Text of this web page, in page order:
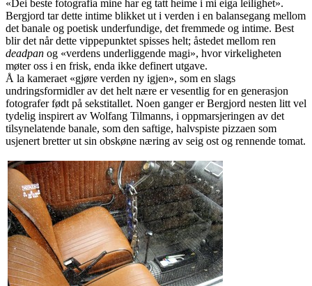
«Dei beste fotografia mine har eg tatt heime i mi eiga leilighet».
Bergjord tar dette intime blikket ut i verden i en balansegang mellom
det banale og poetisk underfundige, det fremmede og intime. Best
blir det når dette vippepunktet spisses helt; åstedet mellom ren
deadpan og «verdens underliggende magi», hvor virkeligheten
møter oss i en frisk, enda ikke definert utgave.
Å la kameraet «gjøre verden ny igjen», som en slags
undringsformidler av det helt nære er vesentlig for en generasjon
fotografer født på sekstitallet. Noen ganger er Bergjord nesten litt vel
tydelig inspirert av Wolfang Tilmanns, i oppmarsjeringen av det
tilsynelatende banale, som den saftige, halvspiste pizzaen som
usjenert bretter ut sin obskøne næring av seig ost og rennende tomat.